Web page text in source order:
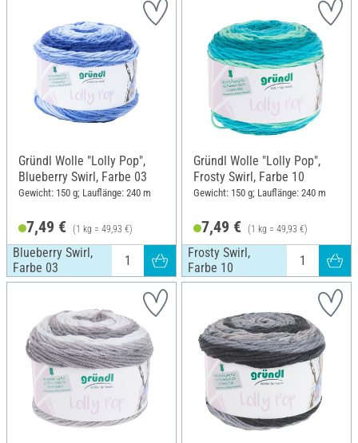
Gründl Wolle "Lolly Pop",
Blueberry Swirl, Farbe 03
Gewicht: 150 g; Lauflänge: 240 m
7,49 € (1 kg = 49,93 €)
Blueberry Swirl,
Farbe 03
Gründl Wolle "Lolly Pop",
Frosty Swirl, Farbe 10
Gewicht: 150 g; Lauflänge: 240 m
7,49 € (1 kg = 49,93 €)
Frosty Swirl,
Farbe 10